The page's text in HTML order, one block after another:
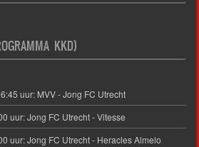
KKD)
uur: MVV - Jong FC Utrecht
uur: Jong FC Utrecht - Vitesse
uur: Jong FC Utrecht - Heracles Almelo